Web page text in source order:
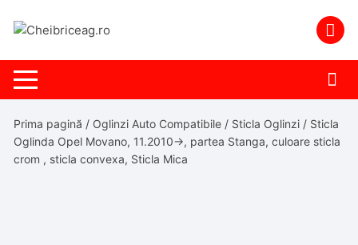
Prima pagină / Oglinzi Auto Compatibile / Sticla Oglinzi / Sticla
Oglinda Opel Movano, 11.2010->, partea Stanga, culoare sticla
crom , sticla convexa, Sticla Mica